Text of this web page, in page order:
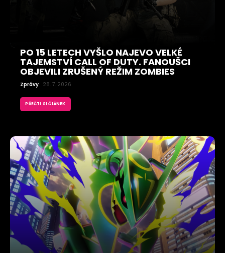
PO 15 LETECH VYŠLO NAJEVO VELKÉ
TAJEMSTVÍ CALL OF DUTY. FANOUŠCI
OBJEVILI ZRUŠENÝ REŽIM ZOMBIES
Zprávy 28. 7. 2026
PŘEČTI SI ČLÁNEK